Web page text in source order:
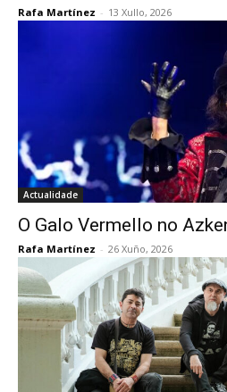
Rafa Martínez - 13 Xullo, 2026
Actualidade
O Galo Vermello no
Rafa Martínez - 26 Xuño, 2026